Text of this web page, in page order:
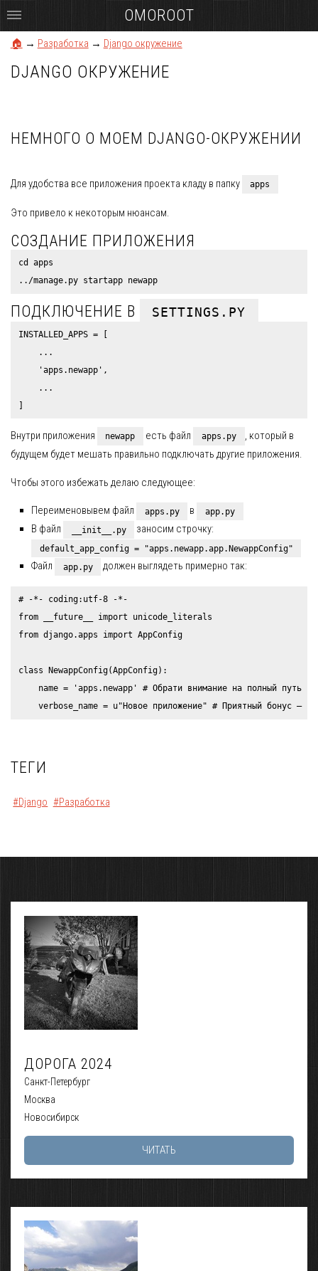
🏠 → Разработка → Django окружение
DJANGO ОКРУЖЕНИЕ
НЕМНОГО О МОЕМ DJANGO-ОКРУЖЕНИИ
Для удобства все приложения проекта кладу в папку apps
Это привело к некоторым нюансам.
СОЗДАНИЕ ПРИЛОЖЕНИЯ
cd apps
ПОДКЛЮЧЕНИЕ В SETTINGS.PY
INSTALLED_APPS = [
    ...
    'apps.newapp',
    ...
Внутри приложения newapp есть файл apps.py
, который в
будущем будет мешать правильно подключать другие приложения.
Чтобы этого избежать делаю следующее:
Переименовывем файл apps.py в app.py
В файл __init__.py заносим строчку:
default_app_config = "apps.newapp.app.NewappConfig"
Файл app.py должен выглядеть примерно так:
# -*- coding:utf-8 -*-
from __future__ import unicode_literals
from django.apps import AppConfig
class NewappConfig(AppConfig):
name = 'apps.newapp' # Обрати внимание на полный путь к
ТЕГИ
#Django #Разработка
ДОРОГА 2024
Санкт-Петербург
Москва
Новосибирск
ЧИТАТЬ
OMOROOT